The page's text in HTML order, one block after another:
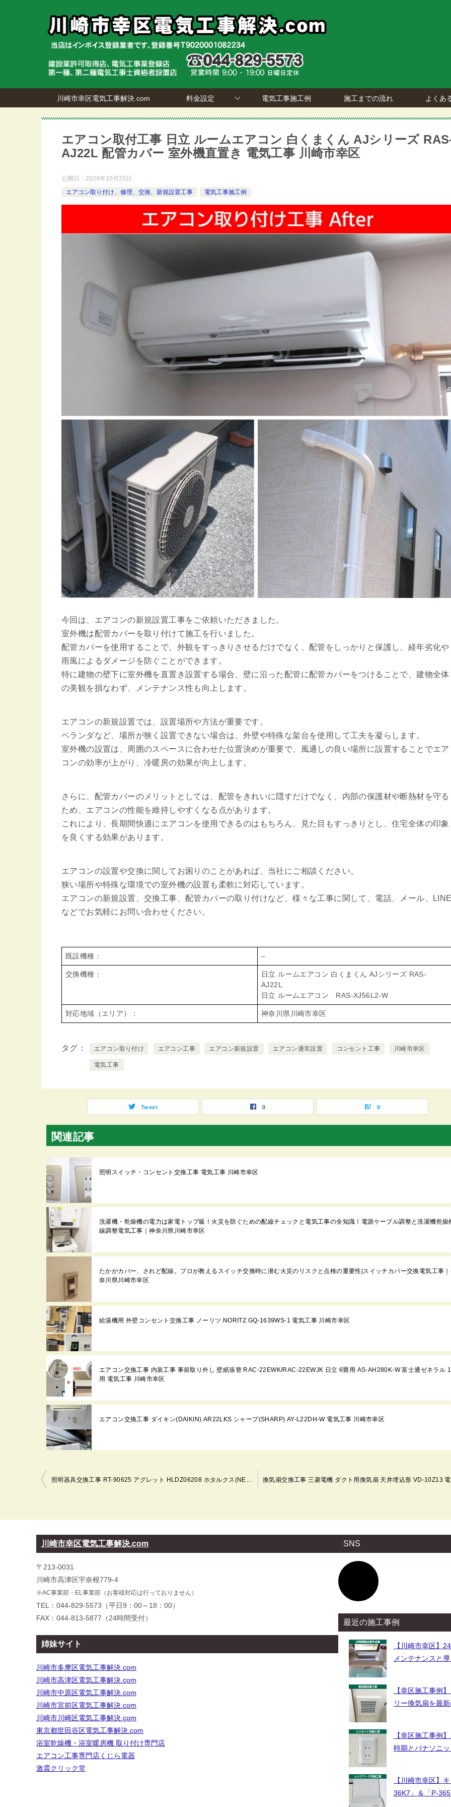
川崎市幸区電気工事解決.com 料金設定 電気工事施工例 施工までの流れ よくあ
エアコン取付工事 日立 ルームエアコン 白くまくん AJシリーズ
AJ22L 配管カバー 室外機直置き 電気工事 川崎市幸区
公開日： 2024年10月25日
エアコン取り付け、修理、交換、新規設置工事
電気工事施工例
今回は、エアコンの新規設置工事をご依頼いただきました。
室外機は配管カバーを取り付けて施工を行いました。
配管カバーを使用することで、外観をすっきりさせるだけでなく、配管をしっかりと保護し、経年劣化や
雨風によるダメージを防ぐことができます。
特に建物の壁下に室外機を直置き設置する場合、壁に沿った配管に配管カバーをつけることで、建物全体
の美観を損なわず、メンテナンス性も向上します。
エアコンの新規設置では、設置場所や方法が重要です。
ベランダなど、場所が狭く設置できない場合は、外壁や特殊な架台を使用して工夫を凝らします。
室外機の設置は、周囲のスペースに合わせた位置決めが重要で、風通しの良い場所に設置することでエア
コンの効率が上がり、冷暖房の効果が向上します。
さらに、配管カバーのメリットとしては、配管をきれいに隠すだけでなく、内部の保護材や断熱材を守る
ため、エアコンの性能を維持しやすくなる点があります。
これにより、長期間快適にエアコンを使用できるのはもちろん、見た目もすっきりとし、住宅全体の印象
を良くする効果があります。
エアコンの設置や交換に関してお困りのことがあれば、当社にご相談ください。
狭い場所や特殊な環境での室外機の設置も柔軟に対応しています。
エアコンの新規設置、交換工事、配管カバーの取り付けなど、様々な工事に関して、電話、メール、
などでお気軽にお問い合わせください。
既設機種： –
交換機種：
日立 ルームエアコン 白くまくん AJシリーズ RAS-
AJ22L
日立 ルームエアコン RAS-XJ56L2-W
対応地域（エリア）： 神奈川県川崎市幸区
タグ エアコン取り付け エアコン工事 エアコン新規設置 エアコン通常設置 コンセント工事 川崎市幸区
電気工事
Tweet 0 0
関連記事
照明スイッチ・コンセント交換工事 電気工事 川崎市幸区
洗濯機・乾燥機の電力は家電トップ級！火災を防ぐための配線チェックと電気工事の全知識！電源ケーブル調整と洗濯機乾燥
線調整電気工事｜神奈川県川崎市幸区
たかがカバー、されど配線。プロが教えるスイッチ交換時に潜む火災のリスクと点検の重要性|スイッチカバー交換電気工事
奈川県川崎市幸区
給湯機用 外壁コンセント交換工事 ノーリツ NORITZ GQ-1639WS-1 電気工事 川崎市幸区
エアコン交換工事 内装工事 事前取り外し 壁紙張替 RAC-22EWK/RAC-22EWJK 日立 6畳用 AS-AH280K-W 富士通ゼネラル
用 電気工事 川崎市幸区
エアコン交換工事 ダイキン(DAIKIN) AR22LKS シャープ(SHARP) AY-L22DH-W 電気工事 川崎市幸区
投
稿
ビ
ー
ョ
ン
照明器具交換工事 RT-90625 アグレット HLDZ06208 ホタルクス(NEC) 電気工事 川崎市幸区
川崎市幸区電気工事解決.com
〒213-0031
川崎市高津区宇奈根779-4
※AC事業部・EL事業部（お客様対応は行っておりません）
TEL：044-829-5573（平日9：00～18：00）
FAX：044-813-5877（24時間受付）
姉妹サイト
川崎市多摩区電気工事解決.com
川崎市高津区電気工事解決.com
川崎市中原区電気工事解決.com
川崎市宮前区電気工事解決.com
川崎市川崎区電気工事解決.com
東京都世田谷区電気工事解決.com
浴室乾燥機・浴室暖房機 取り付け専門店
エアコン工事専門店くじら電器
激震クリック堂
SNS
イ
コ
ン
リ
最近の施工事例
【川崎市幸区】
メンテナンスと
【幸区施工事例
リー換気扇を最
【幸区施工事例
時期とパナソニ
【川崎市幸区】
36K7」＆「P-